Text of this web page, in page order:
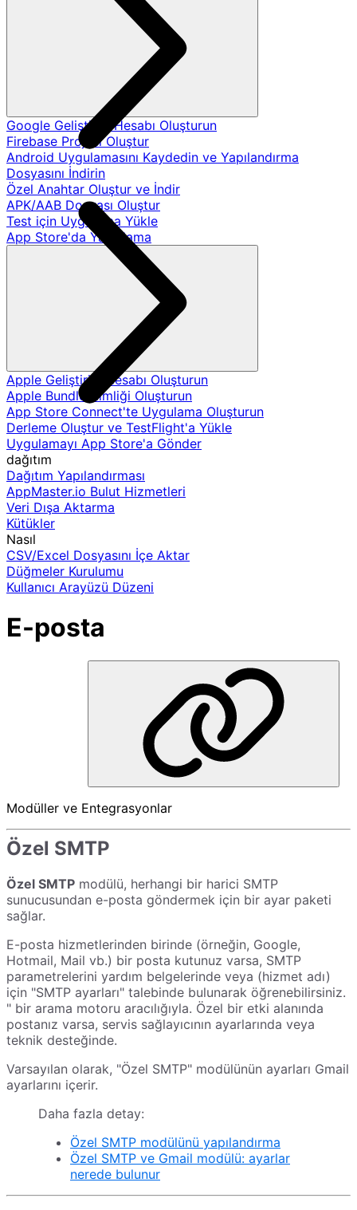
Google Geliştirici Hesabı Oluşturun
Firebase Projesi Oluştur
Android Uygulamasını Kaydedin ve Yapılandırma
Dosyasını İndirin
Özel Anahtar Oluştur ve İndir
APK/AAB Dosyası Oluştur
Test için Uygulama Yükle
App Store'da Yayınlama
Apple Geliştirici Hesabı Oluşturun
Apple Bundle Kimliği Oluşturun
App Store Connect'te Uygulama Oluşturun
Derleme Oluştur ve TestFlight'a Yükle
Uygulamayı App Store'a Gönder
dağıtım
Dağıtım Yapılandırması
AppMaster.io Bulut Hizmetleri
Veri Dışa Aktarma
Kütükler
Nasıl
CSV/Excel Dosyasını İçe Aktar
Düğmeler Kurulumu
Kullanıcı Arayüzü Düzeni
E-posta
Modüller ve Entegrasyonlar
Özel SMTP
Özel SMTP modülü, herhangi bir harici SMTP
sunucusundan e-posta göndermek için bir ayar paketi
sağlar.
E-posta hizmetlerinden birinde (örneğin, Google,
Hotmail, Mail vb.) bir posta kutunuz varsa, SMTP
parametrelerini yardım belgelerinde veya (hizmet adı)
için "SMTP ayarları" talebinde bulunarak öğrenebilirsiniz.
" bir arama motoru aracılığıyla. Özel bir etki alanında
postanız varsa, servis sağlayıcının ayarlarında veya
teknik desteğinde.
Varsayılan olarak, "Özel SMTP" modülünün ayarları Gmail
ayarlarını içerir.
Daha fazla detay:
Özel SMTP modülünü yapılandırma
Özel SMTP ve Gmail modülü: ayarlar
nerede bulunur